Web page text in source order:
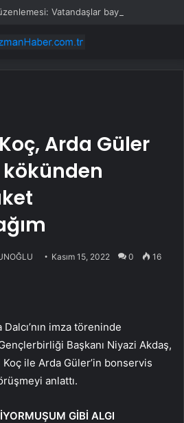
Arda Güler
Kasım 15, 2022 0 16
imza töreninde
Başkanı Niyazi Akdaş,
Koç ile Arda Güler’in bonservis
anlattı.
GİBİ ALGI